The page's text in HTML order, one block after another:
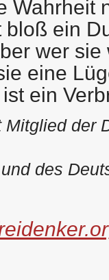
Wahrheit
bloß ein
wer sie
eine
ein
der
und des